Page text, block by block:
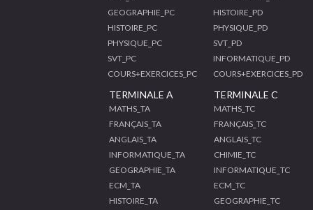
GEOGRAPHIE_PC
HISTOIRE_PC
PHYSIQUE_PC
SVT_PC
COURS+EXERCICES_PC
HISTOIRE_PD
PHYSIQUE_PD
SVT_PD
INFORMATIQUE_PD
COURS+EXERCICES_PD
TERMINALE A
MATHS_TA
FRANÇAIS_TA
ANGLAIS_TA
INFORMATIQUE_TA
GEOGRAPHIE_TA
ECM_TA
HISTOIRE_TA
TERMINALE C
MATHS_TC
FRANÇAIS_TC
ANGLAIS_TC
CHIMIE_TC
INFORMATIQUE_TC
ECM_TC
GEOGRAPHIE_TC